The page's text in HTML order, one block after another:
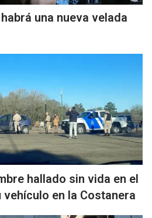
una nueva velada
hallado sin vida en el
en la Costanera